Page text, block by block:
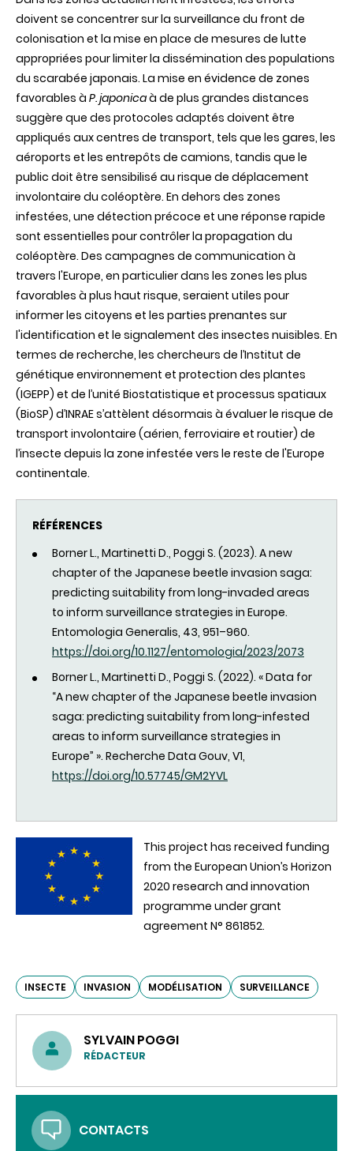
doivent se concentrer sur la surveillance du front de
colonisation et la mise en place de mesures de lutte
appropriées pour limiter la dissémination des populations
du scarabée japonais. La mise en évidence de zones
favorables à P. japonicaà de plus grandes distances
suggère que des protocoles adaptés doivent être
appliqués aux centres de transport, tels que les gares, les
aéroports et les entrepôts de camions, tandis que le
public doit être sensibilisé au risque de déplacement
involontaire du coléoptère. En dehors des zones
infestées, une détection précoce et une réponse rapide
sont essentielles pour contrôler la propagation du
coléoptère. Des campagnes de communication à
travers l'Europe, en particulier dans les zones les plus
favorables à plus haut risque, seraient utiles pour
informer les citoyens et les parties prenantes sur
l'identification et le signalement des insectes nuisibles. En
termes de recherche, les chercheurs de l’Institut de
génétique environnement et protection des plantes
(IGEPP) et de l’unité Biostatistique et processus spatiaux
(BioSP) d’INRAE s’attèlent désormais à évaluer le risque de
transport involontaire (aérien, ferroviaire et routier) de
l’insecte depuis la zone infestée vers le reste de l'Europe
continentale.
RÉFÉRENCES
BornerL., Martinetti D., Poggi S. (2023). A new
chapter of the Japanese beetle invasion saga:
predicting suitability from long-invaded areas
to inform surveillance strategies in Europe.
Entomologia Generalis, 43, 951–960.
https://doi.org/10.1127/entomologia/2023/2073
BornerL., Martinetti D., Poggi S. (2022). « Data for
“A new chapter of the Japanese beetle invasion
saga: predicting suitability from long-infested
areas to inform surveillance strategies in
Europe” ». Recherche Data Gouv, V1,
https://doi.org/10.57745/GM2YVL
This project has received funding
from the European Union’s Horizon
2020 research and innovation
programme under grant
agreement N° 861852.
INSECTE INVASION MODÉLISATION SURVEILLANCE
SYLVAIN POGGI
RÉDACTEUR
CONTACTS